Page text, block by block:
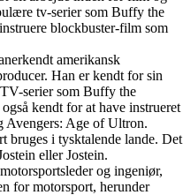
tv-serier som Buffy the
blockbuster-film som
amerikansk
Han er kendt for sin
serier som Buffy the
kendt for at have instrueret
Avengers: Age of Ultron.
bruges i tysktalende lande. Det
eller Jostein.
og ingeniør,
for motorsport, herunder